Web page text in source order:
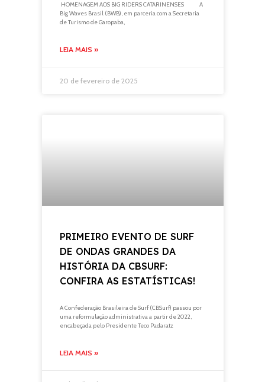
HOMENAGEM AOS BIG RIDERS CATARINENSES A
Big Waves Brasil (BWB), em parceria com a Secretaria
de Turismo de Garopaba,
LEIA MAIS »
20 de fevereiro de 2025
PRIMEIRO EVENTO DE SURF
DE ONDAS GRANDES DA
HISTÓRIA DA CBSURF:
CONFIRA AS ESTATÍSTICAS!
A Confederação Brasileira de Surf (CBSurf) passou por
uma reformulação administrativa a partir de 2022,
encabeçada pelo Presidente Teco Padaratz
LEIA MAIS »